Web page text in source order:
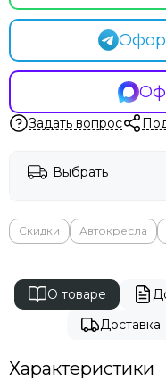
Задать вопрос
Выбрать
Скидки Автокресла
О товаре
Доставка
Характеристики